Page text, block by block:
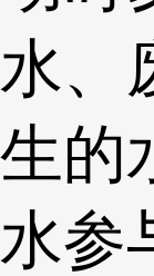
水、
生的
水参